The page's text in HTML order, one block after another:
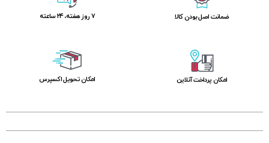
ﺿﻤﺎﻧﺖ اﺻﻞ ﺑﻮدن ﮐﺎﻟﺎ
امکان پرداخت آنلاین
۷ روز ﻫﻔﺘﻪ، ۲۴ ﺳﺎﻋﺘﻪ
اﻣﮑﺎن ﺗﺤﻮﯾﻞ اﮐﺴﭙﺮس